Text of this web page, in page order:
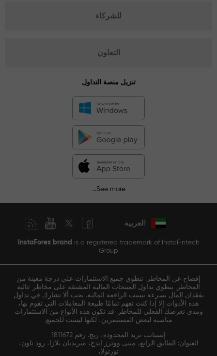
للشركاء
التعاون
تنزيل منصة التداول
See more...
العربية
InstaForex brand is a registered trademark of InstaFintech
Group
إفصاح عن المخاطر: تنطوي جميع الاستثمارات على درجة معينة من
المخاطر. ينطوي تداول المنتجات المالية المشتقة على مخاطر عالية
بفقدان المال بسرعة بسبب الرافعة المالية. يجب ألا تشارك في تداول
هذه الأدوات إلا إذا كنت تفهم تمامًا طبيعة المعاملات التي تقوم بها،
ومدى تعرضك الفعلي للمخاطر. قد تكون هذه الأنواع من الاستثمارات
مناسبة لبعض المستثمرين، لكنها ليست للجميع.
إنستانت تريد المحدودة، ريج. رقم 1811672
العنوان: الطابق الرابع، مبنى ووترز إيدج، ميريديان بلازا، رود تاون،
تورتولا،